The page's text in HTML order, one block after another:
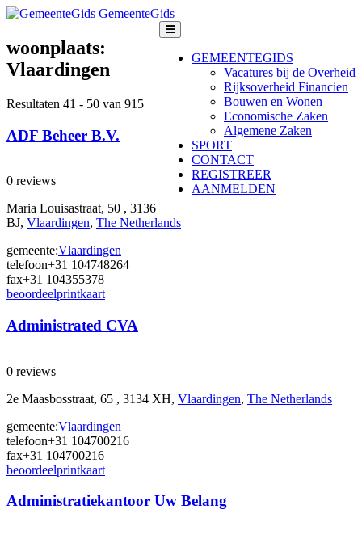
GemeenteGids
GEMEENTEGIDS
Vacatures bij de Overheid
Rijksoverheid Financien
Bouwen en Wonen
Economische Zaken
Algemene Zaken
SPORT
CONTACT
REGISTREER
AANMELDEN
woonplaats:
Vlaardingen
Resultaten 41 - 50 van 915
ADF Beheer B.V.
0 reviews
Maria Louisastraat, 50 , 3136
BJ, Vlaardingen, The Netherlands
gemeente:Vlaardingen
telefoon+31 104748264
fax+31 104355378
beoordeelprintkaart
Administrated CVA
0 reviews
2e Maasbosstraat, 65 , 3134 XH, Vlaardingen, The Netherlands
gemeente:Vlaardingen
telefoon+31 104700216
fax+31 104700216
beoordeelprintkaart
Administratiekantoor Uw Belang